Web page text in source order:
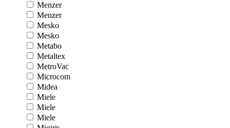
Menzer
Menzer
Mesko
Mesko
Metabo
Metaltex
MetroVac
Microcom
Midea
Miele
Miele
Miele